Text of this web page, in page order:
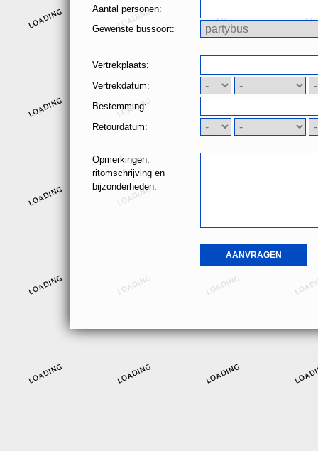
Aantal personen:
Gewenste bussoort:
Vertrekplaats:
Vertrekdatum:
Bestemming:
Retourdatum:
Opmerkingen,
ritomschrijving en
bijzonderheden: